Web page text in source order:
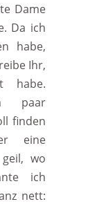
Dame
Da ich
habe,
Ihr,
habe.
paar
finden
eine
wo
ich
nett: